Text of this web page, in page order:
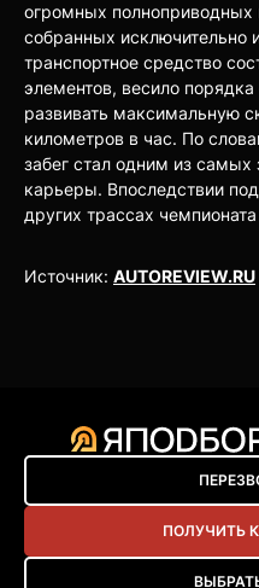
огромных полноприводных
собранных исключительно
транспортное средство
элементов, весило
развивать максимальную
километров в час. По
забег стал одним из
карьеры. Впоследствии
других трассах
Источник: AUTOREVIEW.RU
ПОЛУЧИТЬ